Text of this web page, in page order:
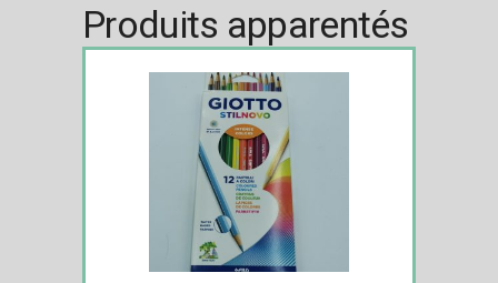
Produits apparentés